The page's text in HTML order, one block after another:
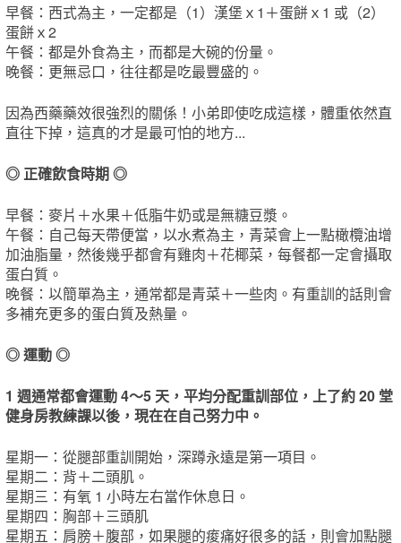
早餐：西式為主，一定都是（1）漢堡ｘ1＋蛋餅ｘ1 或（2）
蛋餅ｘ2
午餐：都是外食為主，而都是大碗的份量。
晚餐：更無忌口，往往都是吃最豐盛的。
因為西藥藥效很強烈的關係！小弟即使吃成這樣，體重依然直
直往下掉，這真的才是最可怕的地方...
◎ 正確飲食時期 ◎
早餐：麥片＋水果＋低脂牛奶或是無糖豆漿。
午餐：自己每天帶便當，以水煮為主，青菜會上一點橄欖油增
加油脂量，然後幾乎都會有雞肉＋花椰菜，每餐都一定會攝取
蛋白質。
晚餐：以簡單為主，通常都是青菜＋一些肉。有重訓的話則會
多補充更多的蛋白質及熱量。
◎ 運動 ◎
1 週通常都會運動 4～5 天，平均分配重訓部位，上了約 20 堂
健身房教練課以後，現在在自己努力中。
星期一：從腿部重訓開始，深蹲永遠是第一項目。
星期二：背＋二頭肌。
星期三：有氧 1 小時左右當作休息日。
星期四：胸部＋三頭肌
星期五：肩膀＋腹部，如果腿的痠痛好很多的話，則會加點腿